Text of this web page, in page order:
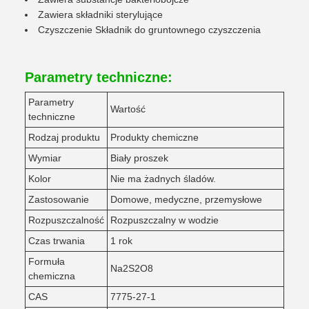
Zawiera składniki sterylujące
Czyszczenie Składnik do gruntownego czyszczenia
Parametry techniczne:
Parametry
techniczne
Wartość
Rodzaj produktu
Produkty chemiczne
Wymiar
Biały proszek
Kolor
Nie ma żadnych śladów.
Zastosowanie
Domowe, medyczne, przemysłowe
Rozpuszczalność
Rozpuszczalny w wodzie
Czas trwania
1 rok
Formuła
chemiczna
Na2S2O8
CAS
7775-27-1